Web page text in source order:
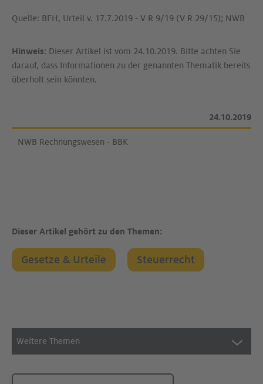
Quelle: BFH, Urteil v. 17.7.2019 - V R 9/19 (V R 29/15); NWB
Hinweis: Dieser Artikel ist vom 24.10.2019. Bitte achten Sie
darauf, dass Informationen zu der genannten Thematik bereits
überholt sein könnten.
24.10.2019
NWB Rechnungswesen - BBK
Dieser Artikel gehört zu den Themen:
Gesetze & Urteile Steuerrecht
Weitere Themen